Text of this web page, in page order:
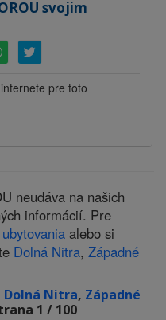
svojim
pre toto
neudáva na našich
informácií. Pre
alebo si
Dolná Nitra, Západné
Dolná Nitra, Západné
1 / 100